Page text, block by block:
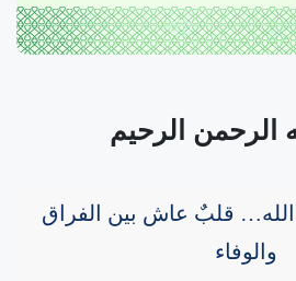
الرحمن الرحيم
قلبٌ عاش بين الفراق
والوفاء